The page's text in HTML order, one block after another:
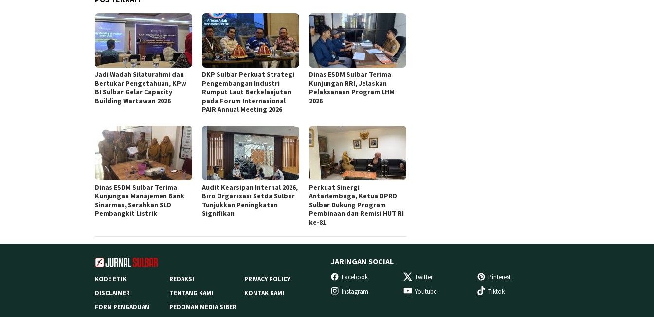
Jadi Wadah Silaturahmi dan
Bertukar Pengetahuan, KPw
BI Sulbar Gelar Capacity
Building Wartawan 2026
DKP Sulbar Perkuat Strategi
Pengembangan Industri
Rumput Laut Berkelanjutan
pada Forum Internasional
PAIR Annual Meeting 2026
Dinas ESDM Sulbar Terima
Kunjungan RRI, Jelaskan
Pelaksanaan Program LHM
2026
Dinas ESDM Sulbar Terima
Kunjungan Manajemen Bank
Sinarmas, Serahkan SLO
Pembangkit Listrik
Audit Kearsipan Internal 2026,
Biro Organisasi Setda Sulbar
Tunjukkan Peningkatan
Signifikan
Perkuat Sinergi
Antarlembaga, Ketua DPRD
Sulbar Dukung Program
Pembinaan dan Remisi HUT RI
ke-81
KODE ETIK REDAKSI
PRIVACY POLICY
DISCLAIMER
TENTANG KAMI
KONTAK KAMI
FORM PENGADUAN
PEDOMAN MEDIA SIBER
JARINGAN SOCIAL
Facebook Twitter
Pinterest
Instagram
Youtube Tiktok